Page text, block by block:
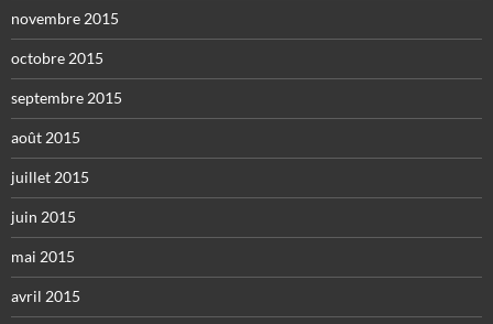
novembre 2015
octobre 2015
septembre 2015
août 2015
juillet 2015
juin 2015
mai 2015
avril 2015